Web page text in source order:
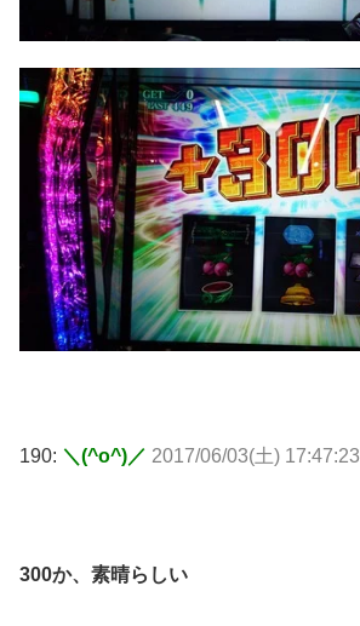
190: ＼(^o^)／ 2017/06/03(土)
300か、素晴らしい